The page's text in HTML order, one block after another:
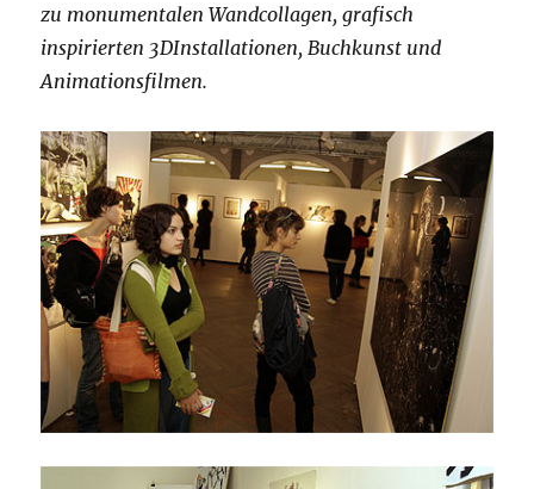
zu monumentalen Wandcollagen, grafisch
inspirierten 3DInstallationen, Buchkunst und
Animationsfilmen.